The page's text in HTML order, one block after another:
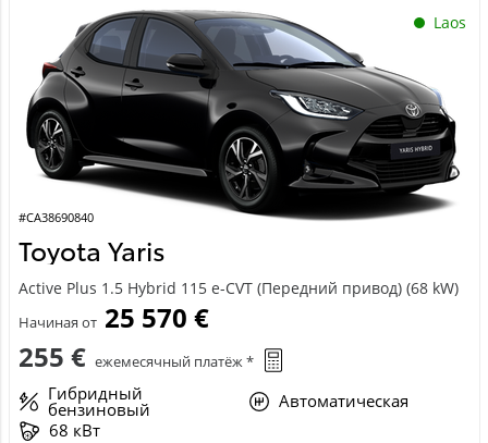
Laos
#CA38690840
Toyota Yaris
Active Plus 1.5 Hybrid 115 e-CVT (Передний привод) (68 kW)
Начиная от 25 570 €
255 € ежемесячный платёж *
Гибридный
бензиновый
Автоматическая
68 кВт